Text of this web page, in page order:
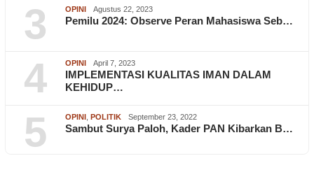
3 OPINI Agustus 22, 2023
Pemilu 2024: Observe Peran Mahasiswa Seb…
4 OPINI April 7, 2023
IMPLEMENTASI KUALITAS IMAN DALAM
KEHIDUP…
5 OPINI POLITIK September 23, 2022
Sambut Surya Paloh, Kader PAN Kibarkan B…